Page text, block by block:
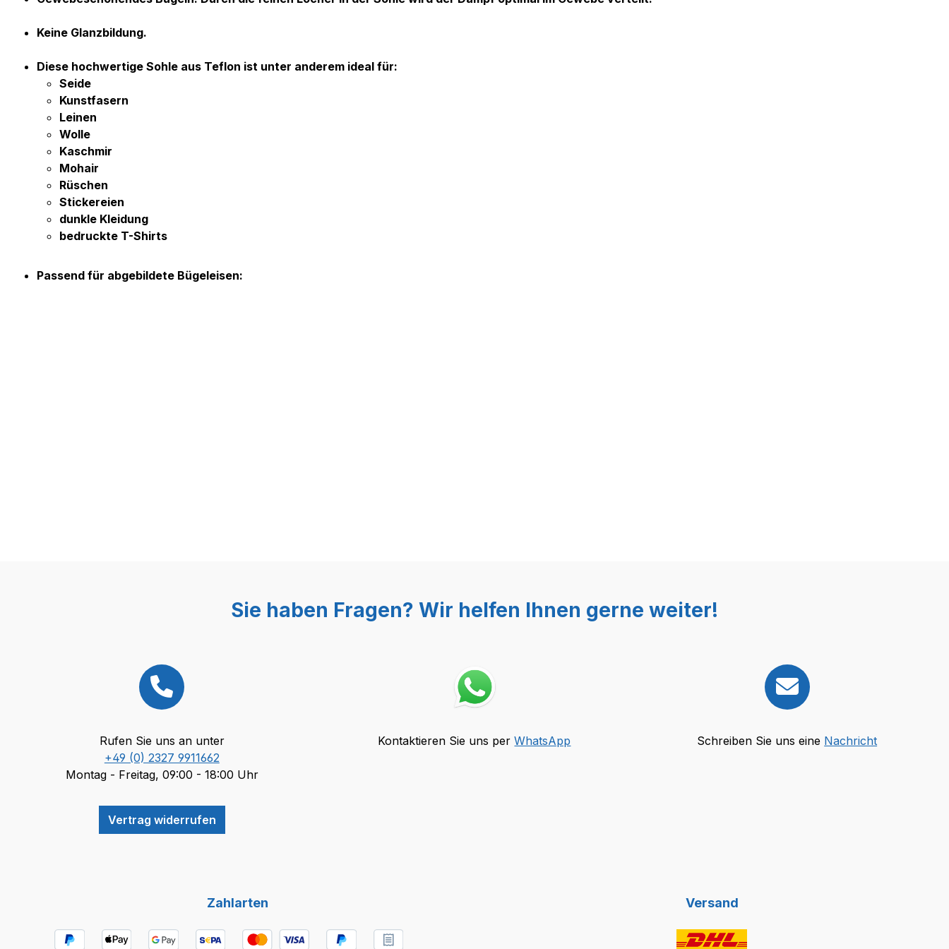
Keine Glanzbildung.
Diese hochwertige Sohle aus Teflon ist unter anderem ideal für:
Seide
Kunstfasern
Leinen
Wolle
Kaschmir
Mohair
Rüschen
Stickereien
dunkle Kleidung
bedruckte T-Shirts
Passend für abgebildete Bügeleisen:
Sie haben Fragen? Wir helfen Ihnen gerne weiter!
Rufen Sie uns an unter
+49 (0) 2327 9911662
Montag - Freitag, 09:00 - 18:00 Uhr
Vertrag widerrufen
Kontaktieren Sie uns perWhatsApp Schreiben Sie uns eine Nachricht
Zahlarten Versand